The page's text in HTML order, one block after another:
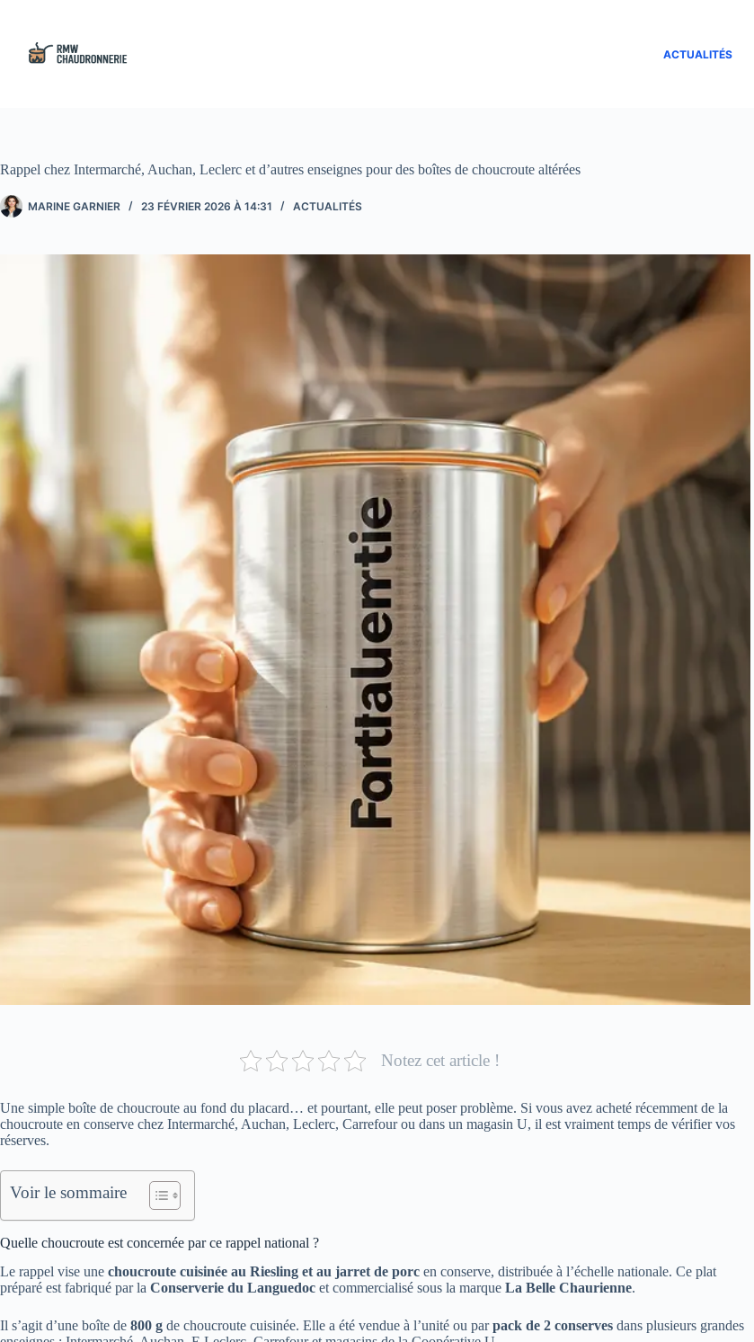
contenu
ACTUALITÉS
Rappel chez Intermarché, Auchan, Leclerc et d’autres enseignes pour des boîtes de choucroute altérées
MARINE GARNIER 23 FÉVRIER 2026 À 14:31 ACTUALITÉS
Notez cet article !
Une simple boîte de choucroute au fond du placard… et pourtant, elle peut poser problème. Si vous avez acheté récemment de la
choucroute en conserve chez Intermarché, Auchan, Leclerc, Carrefour ou dans un magasin U, il est vraiment temps de vérifier vos
réserves.
Voir le sommaire
Quelle choucroute est concernée par ce rappel national ?
Le rappel vise une choucroute cuisinée au Riesling et au jarret de porc en conserve, distribuée à l’échelle nationale. Ce plat
préparé est fabriqué par la Conserverie du Languedoc et commercialisé sous la marque La Belle Chaurienne.
Il s’agit d’une boîte de 800 g de choucroute cuisinée. Elle a été vendue à l’unité ou parpack de 2 conserves dans plusieurs grandes